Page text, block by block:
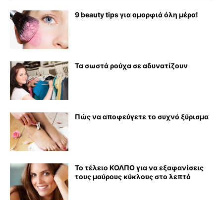
9 beauty tips για ομορφιά όλη μέρα!
Τα σωστά ρούχα σε αδυνατίζουν
Πώς να αποφεύγετε το συχνό ξύρισμα
Το τέλειο ΚΟΛΠΟ για να εξαφανίσεις
τους μαύρους κύκλους στο λεπτό